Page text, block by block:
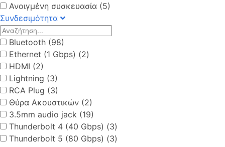
Ανοιγμένη συσκευασία (5)
Συνδεσιμότητα
Bluetooth (98)
Ethernet (1 Gbps) (2)
HDMI (2)
Lightning (3)
RCA Plug (3)
Θύρα Aκουστικών (2)
3.5mm audio jack (19)
Thunderbolt 4 (40 Gbps) (3)
Thunderbolt 5 (80 Gbps) (3)